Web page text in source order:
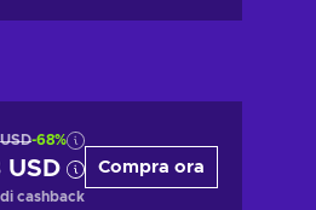
-68%
USD
di cashback
Compra ora